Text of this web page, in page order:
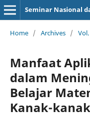
Home / Archives /
Manfaat
dalam
Belajar
Kanak-kanak